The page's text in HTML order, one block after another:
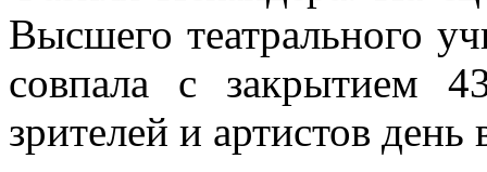
Высшего театрального
совпала с закрытием
зрителей и артистов